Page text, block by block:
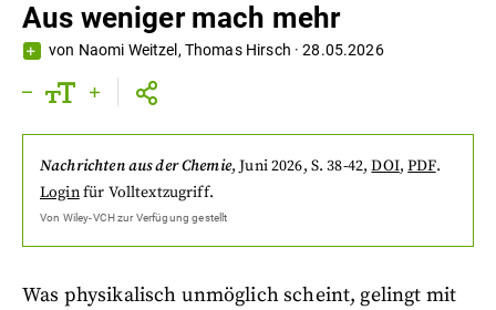
Aus weniger mach mehr
von Naomi Weitzel ,Thomas Hirsch ·28.05.2026
Nachrichten aus der Chemie,Juni 2026, S. 38-42,DOI,PDF.
Loginfür Volltextzugriff.
Von Wiley-VCHzur Verfügung gestellt
Was physikalisch unmöglich scheint, gelingt mit